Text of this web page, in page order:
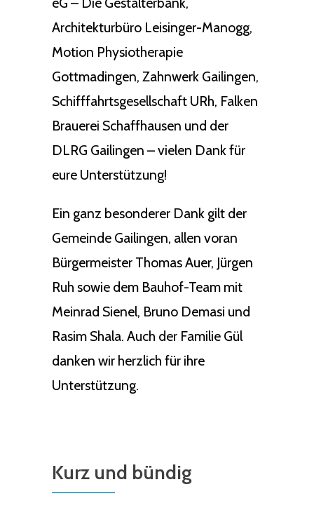
Architekturbüro Leisinger-Manogg,
Motion Physiotherapie
Gottmadingen, Zahnwerk Gailingen,
Schifffahrtsgesellschaft URh, Falken
Brauerei Schaffhausen und der
DLRG Gailingen – vielen Dank für
eure Unterstützung!
Ein ganz besonderer Dank gilt der
Gemeinde Gailingen, allen voran
Bürgermeister Thomas Auer, Jürgen
Ruh sowie dem Bauhof-Team mit
Meinrad Sienel, Bruno Demasi und
Rasim Shala. Auch der Familie Gül
danken wir herzlich für ihre
Unterstützung.
Kurz und bündig